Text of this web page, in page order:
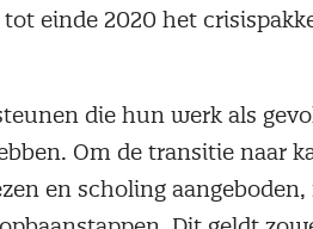
einde 2020 het
die hun werk als
Om de transitie naar
en scholing